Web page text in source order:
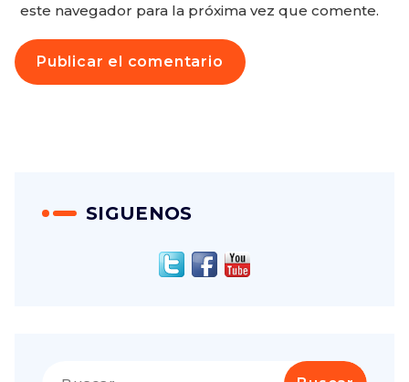
este navegador para la próxima vez que comente.
SIGUENOS